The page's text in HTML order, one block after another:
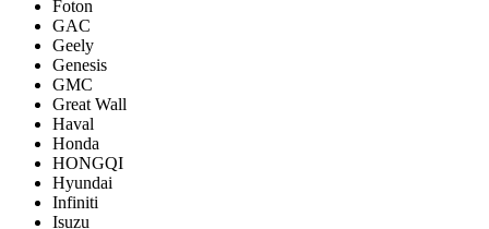
Foton
GAC
Geely
Genesis
GMC
Great Wall
Haval
Honda
HONGQI
Hyundai
Infiniti
Isuzu